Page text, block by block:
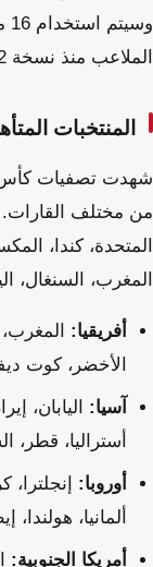
الملاعب منذ نسخة 2002 التي استضافتها كوريا الجنوبية واليابان.
المنتخبات
من مختلف القارات.
المتحدة، كندا،
المغرب، السنغال،
أفريقيا:
الأخضر، كوت
آسيا: اليابان،
أستراليا، قطر،
أوروبا: إنجلترا،
ألمانيا،
أمريكا الجنوبية: